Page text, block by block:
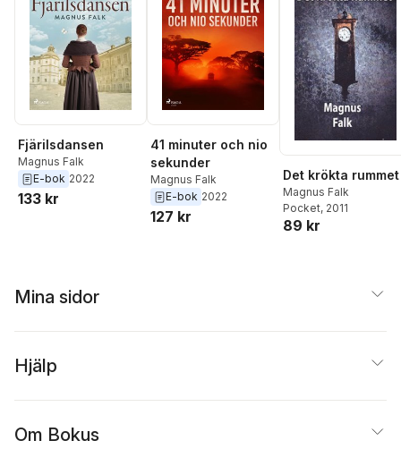
Fjärilsdansen
Magnus Falk
E-bok 2022
133 kr
41 minuter och nio
sekunder
Magnus Falk
E-bok 2022
127 kr
Det krökta rummet
Magnus Falk
Pocket, 2011
89 kr
Mina sidor
Hjälp
Om Bokus